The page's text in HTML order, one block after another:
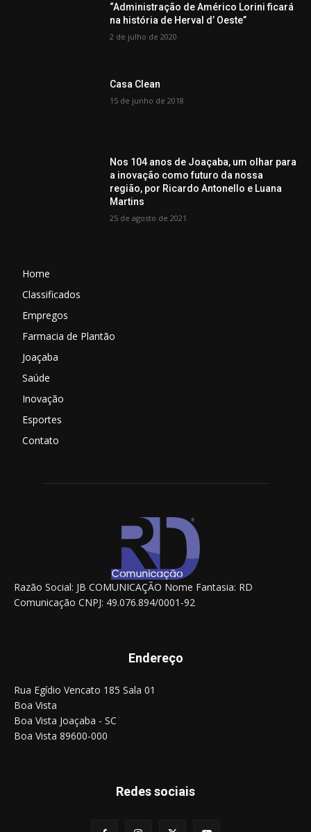
“Administração de Américo Lorini ficará
na história de Herval d’ Oeste”
2 de julho de 2020
Casa Clean
15 de junho de 2018
Nos 104 anos de Joaçaba, um olhar para
a inovação como futuro da nossa
região, por Ricardo Antonello e Luana
Martins
25 de agosto de 2021
Home
Classificados
Empregos
Farmacia de Plantão
Joaçaba
Saúde
Inovação
Esportes
Contato
Razão Social: JB COMUNICAÇÃO Nome Fantasia: RD
Comunicação CNPJ: 49.076.894/0001-92
Endereço
Rua Egídio Vencato 185 Sala 01
Boa Vista
Boa Vista Joaçaba - SC
Boa Vista 89600-000
Redes sociais